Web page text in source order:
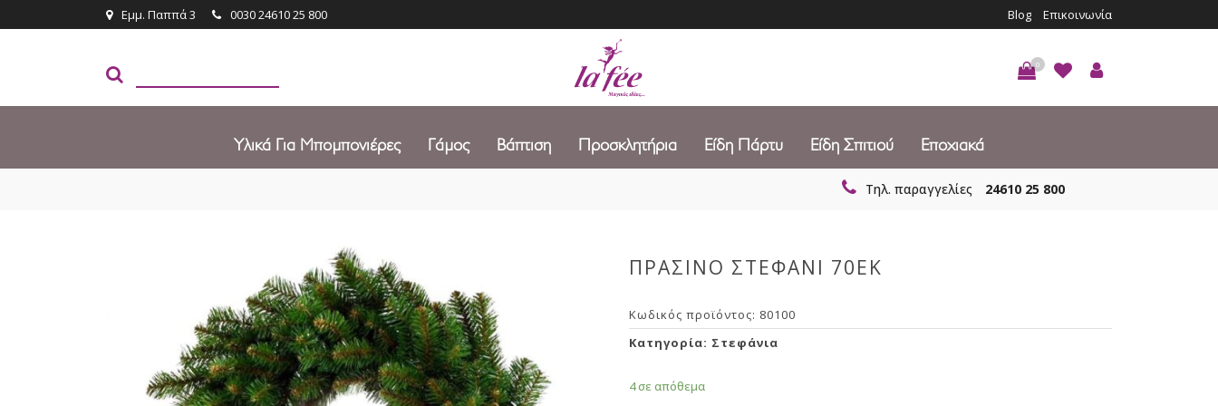
Εμμ. Παππά 3 0030 24610 25 800 Blog Επικοινωνία
0
Υλικά Για Μπομπονιέρες Γάμος Βάπτιση Προσκλητήρια Είδη Πάρτυ Είδη Σπιτιού Εποχιακά
Τηλ. παραγγελίες 24610 25 800
ΠΡΑΣΙΝΟ ΣΤΕΦΑΝΙ 70ΕΚ
Κωδικός προϊόντος: 80100
Κατηγορία: Στεφάνια
4 σε απόθεμα